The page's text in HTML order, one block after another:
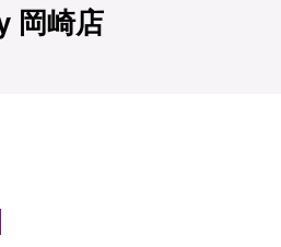
入り
岡崎店